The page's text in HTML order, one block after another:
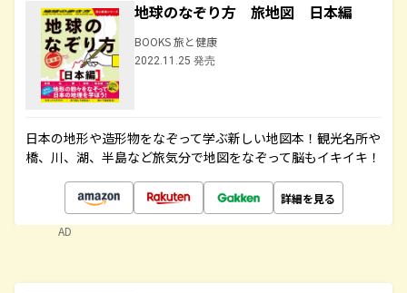
地球のなぞり方 旅地図 日本編
BOOKS 旅と健康
2022.11.25 発売
日本の地形や造形物をなぞって学ぶ新しい地図本！観光名所や
橋、川、湖、半島など旅気分で地図をなぞって脳もイキイキ！
詳細を見る
AD